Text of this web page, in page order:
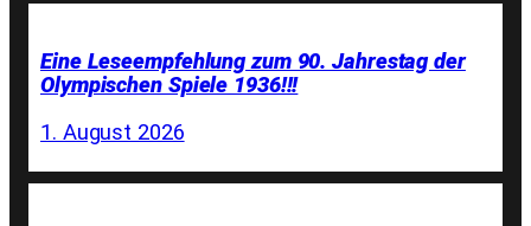
Eine Leseempfehlung zum 90. Jahrestag der
Olympischen Spiele 1936!!!
1. August 2026